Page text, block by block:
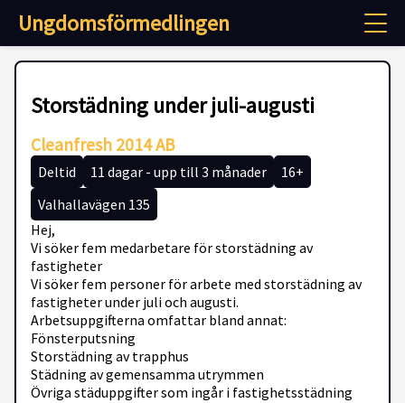
Ungdomsförmedlingen
Storstädning under juli-augusti
Cleanfresh 2014 AB
Deltid 11 dagar - upp till 3 månader
16+
Valhallavägen 135
Hej,
Vi söker fem medarbetare för storstädning av
fastigheter
Vi söker fem personer för arbete med storstädning av
fastigheter under juli och augusti.
Arbetsuppgifterna omfattar bland annat:
Fönsterputsning
Storstädning av trapphus
Städning av gemensamma utrymmen
Övriga städuppgifter som ingår i fastighetsstädning